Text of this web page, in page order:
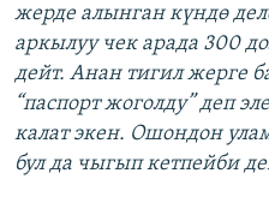
жерде алынган күндө
аркылуу чек арада 300
дейт. Анан тигил жерге
“паспорт жоголду” деп
калат экен. Ошондон
бул да чыгып кетпейби